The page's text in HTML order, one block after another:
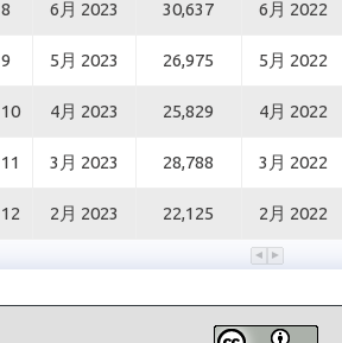
8 6月 2023 30,637 6月 2022
9 5月 2023 26,975 5月 2022
10 4月 2023 25,829 4月 2022
11 3月 2023 28,788 3月 2022
12 2月 2023 22,125 2月 2022